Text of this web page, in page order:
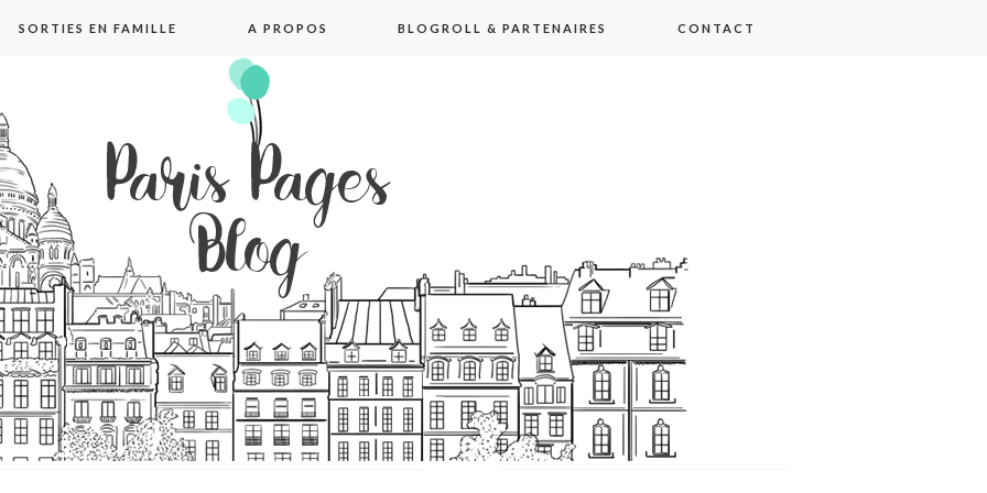
SORTIES EN FAMILLE A PROPOS BLOGROLL & PARTENAIRES CONTACT
blog